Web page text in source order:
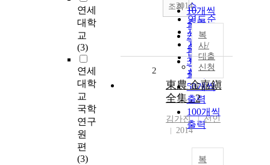
연세
대학
교
(3)
연세
대학
교
국학
연구
원
편
(3)
순
연도순
제목순
저자순
발행기
관순
10개씩
출력
20개씩
출력
30개씩
출력
50개씩
출력
100개씩
출력
조회2014
복
사/
대출
신청
2
東農 金嘉鎭
全集 . 2
김가진
선인
2014
복